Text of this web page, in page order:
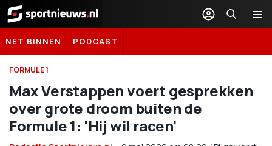
Sportnieuws.nl
NET BINNEN PODCAST
FORMULE 1
Max Verstappen voert gesprekken
over grote droom buiten de
Formule 1: 'Hij wil racen'